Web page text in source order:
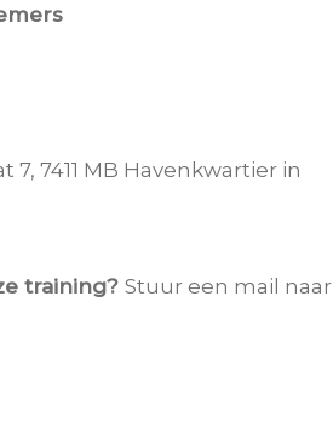
7, 7411 MB Havenkwartier in
training? Stuur een mail naar